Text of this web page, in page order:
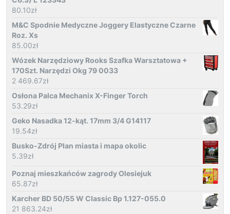
80.10zł
M&C Spodnie Medyczne Joggery Elastyczne Czarne
Roz. Xs
85.00zł
Wózek Narzędziowy Rooks Szafka Warsztatowa +
170Szt. Narzędzi Okg 79 0033
2 469.67zł
Osłona Palca Mechanix X-Finger Torch
53.29zł
Geko Nasadka 12-kąt. 17mm 3/4 G14117
19.54zł
Busko-Zdrój Plan miasta i mapa okolic
5.39zł
Poznaj mieszkańców zagrody Olesiejuk
65.87zł
Karcher BD 50/55 W Classic Bp 1.127-055.0
21 863.24zł